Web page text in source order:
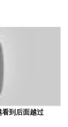
看到后面越过